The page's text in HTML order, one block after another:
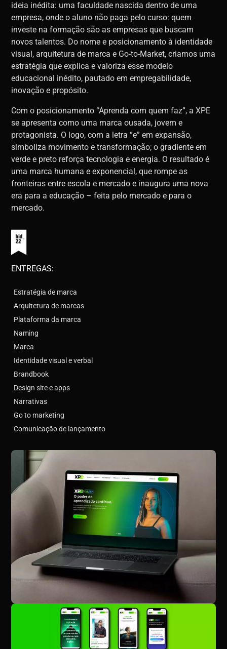
ideia inédita: uma faculdade nascida dentro de uma
empresa, onde o aluno não paga pelo curso: quem
investe na formação são as empresas que buscam
novos talentos. Do nome e posicionamento à identidade
visual, arquitetura de marca e Go-to-Market, criamos uma
estratégia que explica e valoriza esse modelo
educacional inédito, pautado em empregabilidade,
inovação e propósito.
Com o posicionamento “Aprenda com quem faz”, a XPE
se apresenta como uma marca ousada, jovem e
protagonista. O logo, com a letra “e” em expansão,
simboliza movimento e transformação; o gradiente em
verde e preto reforça tecnologia e energia. O resultado é
uma marca humana e exponencial, que rompe as
fronteiras entre escola e mercado e inaugura uma nova
era para a educação – feita pelo mercado e para o
mercado.
ENTREGAS:
Estratégia de marca
Arquitetura de marcas
Plataforma da marca
Naming
Marca
Identidade visual e verbal
Brandbook
Design site e apps
Narrativas
Go to marketing
Comunicação de lançamento